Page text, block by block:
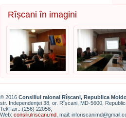
Rîșcani în imagini
© 2016 Consiliul raional Rîșcani, Republica
str. Independenţei 38, or. Rîșcani, MD-5600,
Tel/Fax.: (256) 22058;
Web: consiliulriscani.md , mail: